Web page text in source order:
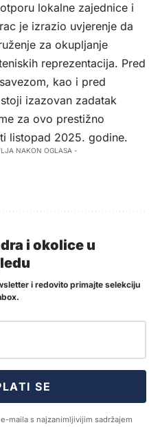
lokalne zajednice i
je izrazio uvjerenje da
za okupljanje
reprezentacija. Pred
kao i pred
izazovan zadatak
za ovo prestižno
listopad 2025. godine.
NAKON OGLASA -
i okolice u
i redovito primajte selekciju
SE
maila s najzanimljivijim sadržajem